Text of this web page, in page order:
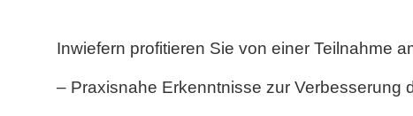
Inwiefern profitieren Sie von einer Teilnahme
– Praxisnahe Erkenntnisse zur Verbesserung